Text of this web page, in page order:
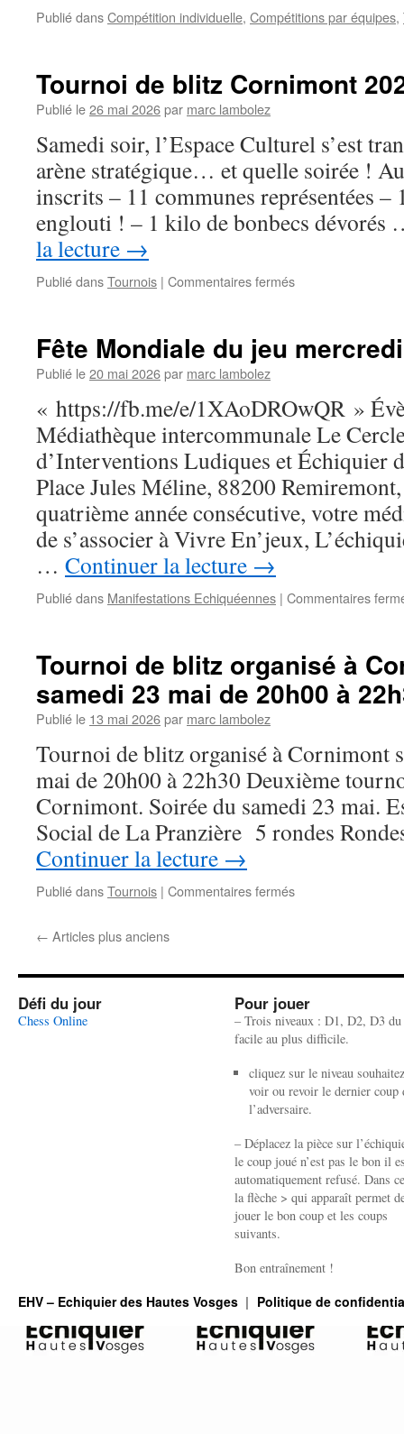
Publié dansCompétition individuelle, Compétitions par équipes,
Tournoi de blitz Cornimont
Publié le26 mai 2026par marc lambolez
Samedi soir, l’Espace Culturel s’est
arène stratégique… et quelle soirée !
inscrits – 11 communes représentées –
englouti ! – 1 kilo de bonbecs
la lecture →
Publié dansTournois | Commentaires ferméssur
Cornimont
Fête Mondiale du jeu
Publié le20 mai 2026par marc lambolez
« https://fb.me/e/1XAoDROwQR »
Médiathèque intercommunale Le
d’Interventions Ludiques et Échiquier
Place Jules Méline, 88200
quatrième année consécutive, votre
de s’associer à Vivre En’jeux,
… Continuer la lecture →
Publié dans Manifestations Echiquéennes | Commentaires
Tournoi de blitz organisé à
samedi 23 mai de 20h00 à
Publié le 13 mai 2026par marc lambolez
Tournoi de blitz organisé à Cornimont
mai de 20h00 à 22h30 Deuxième
Cornimont. Soirée du samedi 23 mai.
Social de La Pranzière 5 rondes
Continuer la lecture →
Publié dansTournois | Commentaires ferméssur
à
Cornimont
soirée
du
23
mai
de
à
22h30
← Articles plus anciens
Défi du jour
Chess Online
Pour jouer
– Trois niveaux : D1, D2, D3
facile au plus difficile.
cliquez sur le niveau
voir ou revoir le dernier coup
l’adversaire.
– Déplacez la pièce sur
le coup joué n’est pas le bon il
automatiquement refusé. Dans
la flèche > qui apparaît permet
jouer le bon coup et les coups
suivants.
Bon entraînement !
EHV – Echiquier des Hautes Vosges Politique de